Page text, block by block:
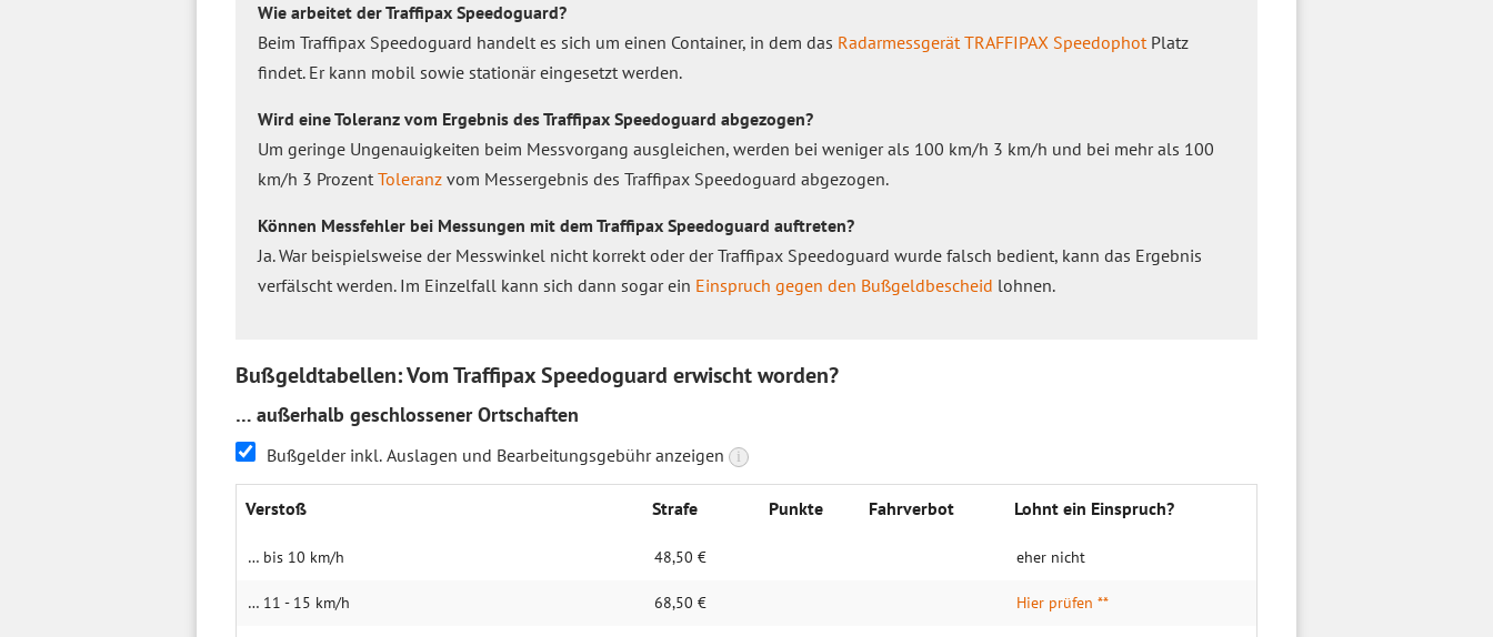
Wie arbeitet der Traffipax Speedoguard?
Beim Traffipax Speedoguard handelt es sich um einen Container, in dem das Radarmessgerät TRAFFIPAX SpeedophotPlatz
findet. Er kann mobil sowie stationär eingesetzt werden.
Wird eine Toleranz vom Ergebnis des Traffipax Speedoguard abgezogen?
Um geringe Ungenauigkeiten beim Messvorgang ausgleichen, werden bei weniger als 100 km/h 3 km/h und bei mehr als 100
km/h 3 Prozent Toleranz vom Messergebnis des Traffipax Speedoguard abgezogen.
Können Messfehler bei Messungen mit dem Traffipax Speedoguard auftreten?
Ja. War beispielsweise der Messwinkel nicht korrekt oder der Traffipax Speedoguard wurde falsch bedient, kann das Ergebnis
verfälscht werden. Im Einzelfall kann sich dann sogar ein Einspruch gegen den Bußgeldbescheid lohnen.
Bußgeldtabellen: Vom Traffipax Speedoguard erwischt worden?
… außerhalb geschlossener Ortschaften
Bußgelder inkl. Auslagen und Bearbeitungsgebühr anzeigen i
Verstoß Strafe Punkte Fahrverbot Lohnt ein Einspruch?
… bis 10 km/h 48,50 € eher nicht
… 11 - 15 km/h 68,50 € Hier prüfen **